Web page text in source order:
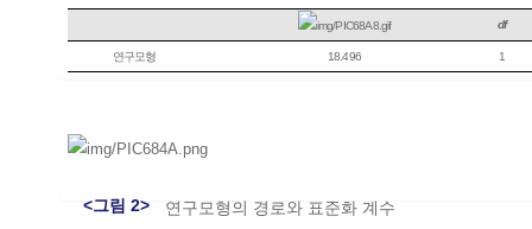
df
연구모형 18.496 1
<그림 2> 연구모형의 경로와 표준화 계수